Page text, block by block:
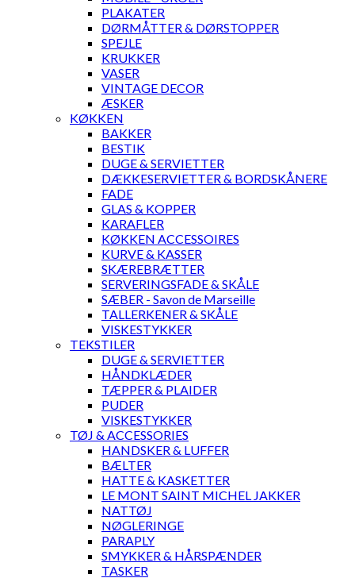
PLAKATER
DØRMÅTTER & DØRSTOPPER
SPEJLE
KRUKKER
VASER
VINTAGE DECOR
ÆSKER
KØKKEN
BAKKER
BESTIK
DUGE & SERVIETTER
DÆKKESERVIETTER & BORDSKÅNERE
FADE
GLAS & KOPPER
KARAFLER
KØKKEN ACCESSOIRES
KURVE & KASSER
SKÆREBRÆTTER
SERVERINGSFADE & SKÅLE
SÆBER - Savon de Marseille
TALLERKENER & SKÅLE
VISKESTYKKER
TEKSTILER
DUGE & SERVIETTER
HÅNDKLÆDER
TÆPPER & PLAIDER
PUDER
VISKESTYKKER
TØJ & ACCESSORIES
HANDSKER & LUFFER
BÆLTER
HATTE & KASKETTER
LE MONT SAINT MICHEL JAKKER
NATTØJ
NØGLERINGE
PARAPLY
SMYKKER & HÅRSPÆNDER
TASKER